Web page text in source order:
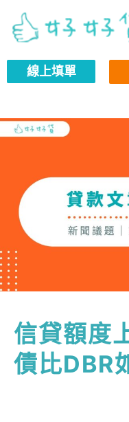
至
主
要
容
線上填單
信貸額度
債比DBR